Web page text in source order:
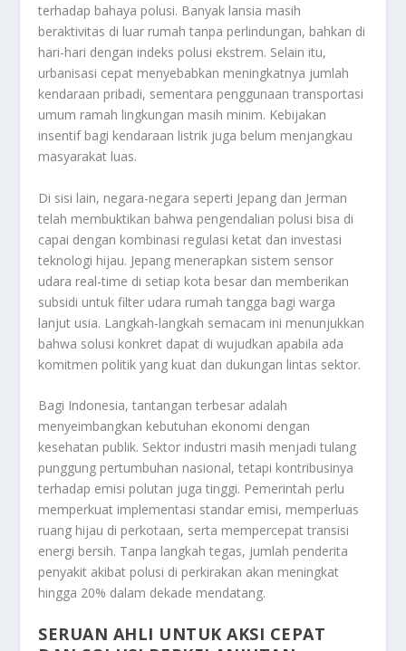
terhadap bahaya polusi. Banyak lansia masih
beraktivitas di luar rumah tanpa perlindungan, bahkan di
hari-hari dengan indeks polusi ekstrem. Selain itu,
urbanisasi cepat menyebabkan meningkatnya jumlah
kendaraan pribadi, sementara penggunaan transportasi
umum ramah lingkungan masih minim. Kebijakan
insentif bagi kendaraan listrik juga belum menjangkau
masyarakat luas.
Di sisi lain, negara-negara seperti Jepang dan Jerman
telah membuktikan bahwa pengendalian polusi bisa di
capai dengan kombinasi regulasi ketat dan investasi
teknologi hijau. Jepang menerapkan sistem sensor
udara real-time di setiap kota besar dan memberikan
subsidi untuk filter udara rumah tangga bagi warga
lanjut usia. Langkah-langkah semacam ini menunjukkan
bahwa solusi konkret dapat di wujudkan apabila ada
komitmen politik yang kuat dan dukungan lintas sektor.
Bagi Indonesia, tantangan terbesar adalah
menyeimbangkan kebutuhan ekonomi dengan
kesehatan publik. Sektor industri masih menjadi tulang
punggung pertumbuhan nasional, tetapi kontribusinya
terhadap emisi polutan juga tinggi. Pemerintah perlu
memperkuat implementasi standar emisi, memperluas
ruang hijau di perkotaan, serta mempercepat transisi
energi bersih. Tanpa langkah tegas, jumlah penderita
penyakit akibat polusi di perkirakan akan meningkat
hingga 20% dalam dekade mendatang.
SERUAN AHLI UNTUK AKSI CEPAT